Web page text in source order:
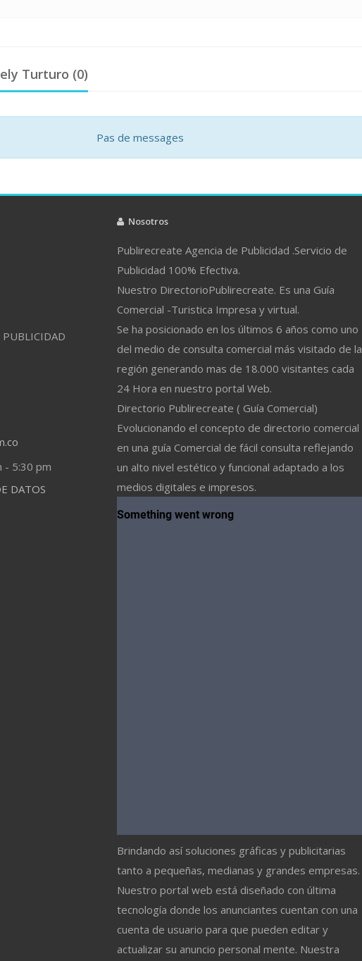
Turturo (0)
Pas de messages
- 5:30 pm
DATOS
Nosotros
Publirecreate Agencia de Publicidad .Servicio de
Publicidad 100% Efectiva.
Nuestro DirectorioPublirecreate. Es una Guía
Comercial -Turistica Impresa y virtual.
Se ha posicionado en los últimos 6 años como uno
del medio de consulta comercial más visitado de la
región generando mas de 18.000 visitantes cada
24 Hora en nuestro portal Web.
Directorio Publirecreate ( Guía Comercial)
Evolucionando el concepto de directorio comercial
en una guía Comercial de fácil consulta reflejando
un alto nivel estético y funcional adaptado a los
medios digitales e impresos.
Brindando así soluciones gráficas y publicitarias
tanto a pequeñas, medianas y grandes empresas.
Nuestro portal web está diseñado con última
tecnología donde los anunciantes cuentan con una
cuenta de usuario para que pueden editar y
actualizar su anuncio personal mente. Nuestra